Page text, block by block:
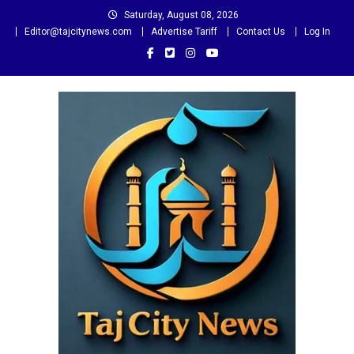
Saturday, August 08, 2026
Editor@tajcitynews.com
Advertise Tariff Contact Us Log In